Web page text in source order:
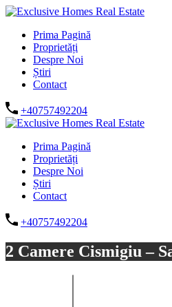
Prima Pagină
Proprietăți
Despre Noi
Știri
Contact
+40757492204
Prima Pagină
Proprietăți
Despre Noi
Știri
Contact
+40757492204
2 Camere Cismigiu –